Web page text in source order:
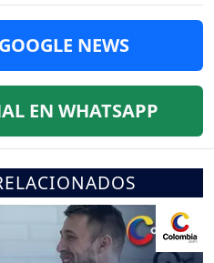
NEWS
EN WHATSAPP